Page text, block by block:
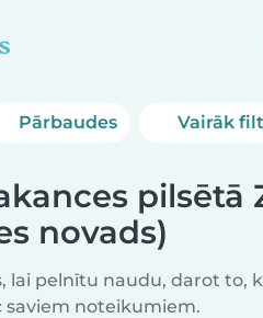
Pārbaudes Vairāk
pilsētā
novads)
lai pelnītu naudu, darot to,
saviem noteikumiem.